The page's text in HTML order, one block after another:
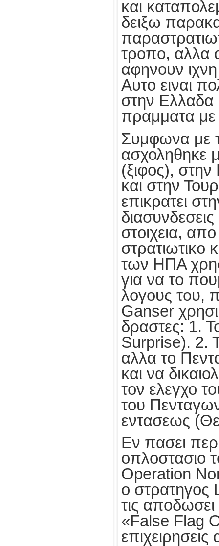
και
δειξω
τροπο, αλλα
αφηνουν
Αυτο ειναι
στην
πραμματα με
Συμφωνα με
ασχοληθηκε
(ξιφος),
και στην
επικρατει
στοιχεια,
στρατιωτικο
των ΗΠΑ
για να το
λογους του,
Ganser
δραστες: 1.
Surprise). 2.
αλλα το
και να
τον ελεγχο
του
εντασεως
Εν πασει
οπλοστασιο
Operation
ο στρατηγος
τις
«False Flag